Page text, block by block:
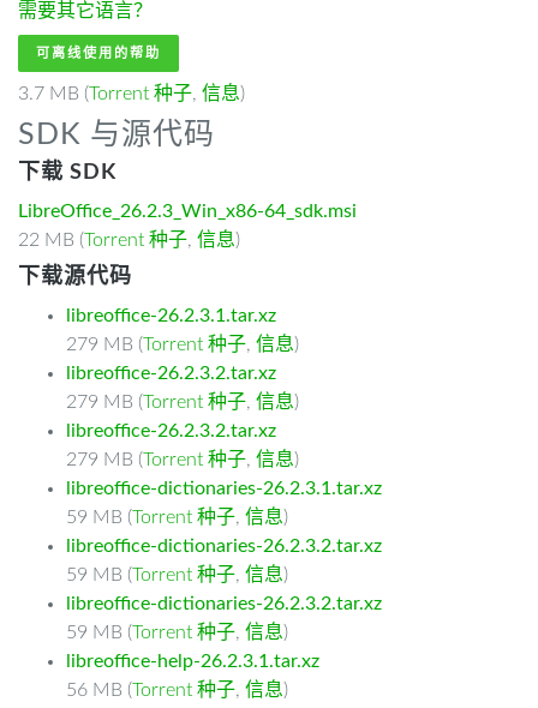
需要其它语言？
可离线使用的帮助
3.7 MB (Torrent 种子, 信息)
SDK 与源代码
下载 SDK
LibreOffice_26.2.3_Win_x86-64_sdk.msi
22 MB (Torrent 种子, 信息)
下载源代码
libreoffice-26.2.3.1.tar.xz
279 MB (Torrent 种子, 信息)
libreoffice-26.2.3.2.tar.xz
279 MB (Torrent 种子, 信息)
libreoffice-26.2.3.2.tar.xz
279 MB (Torrent 种子, 信息)
libreoffice-dictionaries-26.2.3.1.tar.xz
59 MB (Torrent 种子, 信息)
libreoffice-dictionaries-26.2.3.2.tar.xz
59 MB (Torrent 种子, 信息)
libreoffice-dictionaries-26.2.3.2.tar.xz
59 MB (Torrent 种子, 信息)
libreoffice-help-26.2.3.1.tar.xz
56 MB (Torrent 种子, 信息)